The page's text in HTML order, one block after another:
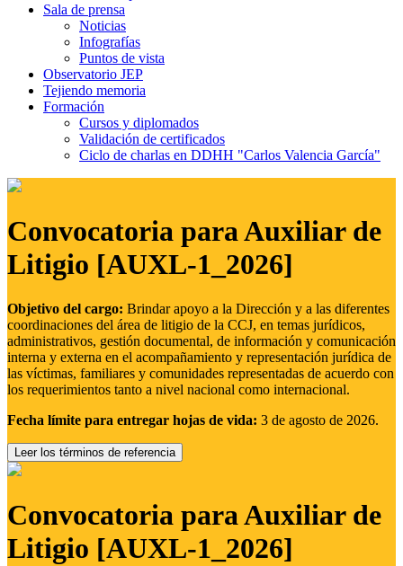
Sala de prensa
Noticias
Infografías
Puntos de vista
Observatorio JEP
Tejiendo memoria
Formación
Cursos y diplomados
Validación de certificados
Ciclo de charlas en DDHH "Carlos Valencia García"
Convocatoria para Auxiliar de
Litigio [AUXL-1_2026]
Objetivo del cargo: Brindar apoyo a la Dirección y a las diferentes
coordinaciones del área de litigio de la CCJ, en temas jurídicos,
administrativos, gestión documental, de información y comunicación
interna y externa en el acompañamiento y representación jurídica de
las víctimas, familiares y comunidades representadas de acuerdo con
los requerimientos tanto a nivel nacional como internacional.
Fecha límite para entregar hojas de vida: 3 de agosto de 2026.
Leer los términos de referencia
Convocatoria para Auxiliar de
Litigio [AUXL-1_2026]